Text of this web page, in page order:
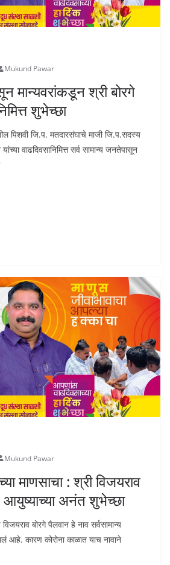
Mukund Pawar
मान्यवरांकडून श्री बोरगे
शुभेच्छा
पिशवी जि.प. मतदारसंघाचे माजी जि.प.सदस्य
वाढदिवसानिमित्त सर्व सामान्य जनतेपासून
Mukund Pawar
माणसाचा : श्री विजयराव
आयुष्याच्या अनंत शुभेच्छा
बोरगे पैलवान हे नाव सर्वसामान्य
आहे. कारण कोरोना काळात याच नावाने